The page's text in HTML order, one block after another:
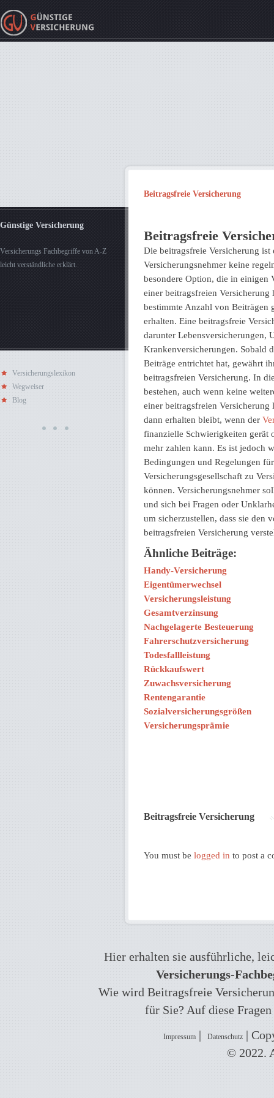
Günstige Versicherung
Versicherungs Fachbegriffe von A-Z
leicht verständliche erklärt.
Versicherungslexikon
Wegweiser
Blog
Beitragsfreie Versicherung
Beitragsfreie
Die beitragsfreie Versicherung
Versicherungsnehmer keine
besondere Option, die in einigen
einer beitragsfreien Versicherung
bestimmte Anzahl von Beiträgen
erhalten. Eine beitragsfreie
darunter Lebensversicherungen,
Krankenversicherungen. Sobald
Beiträge entrichtet hat, gewährt
beitragsfreien Versicherung. In
bestehen, auch wenn keine
einer beitragsfreien Versicherung
dann erhalten bleibt, wenn der
finanzielle Schwierigkeiten gerät
mehr zahlen kann. Es ist jedoch
Bedingungen und Regelungen
Versicherungsgesellschaft zu
können. Versicherungsnehmer
und sich bei Fragen oder
um sicherzustellen, dass sie den
beitragsfreien Versicherung
Ähnliche Beiträge:
Handy-Versicherung
Eigentümerwechsel
Versicherungsleistung
Gesamtverzinsung
Nachgelagerte Besteuerung
Fahrerschutzversicherung
Todesfallleistung
Rückkaufswert
Zuwachsversicherung
Rentengarantie
Sozialversicherungsgrößen
Versicherungsprämie
Beitragsfreie Versicherung
You must be logged in to post a
Hier erhalten sie ausführliche,
Versicherungs-
Wie wird Beitragsfreie
für Sie? Auf diese
Impressum | Datenschutz |
© 2022.